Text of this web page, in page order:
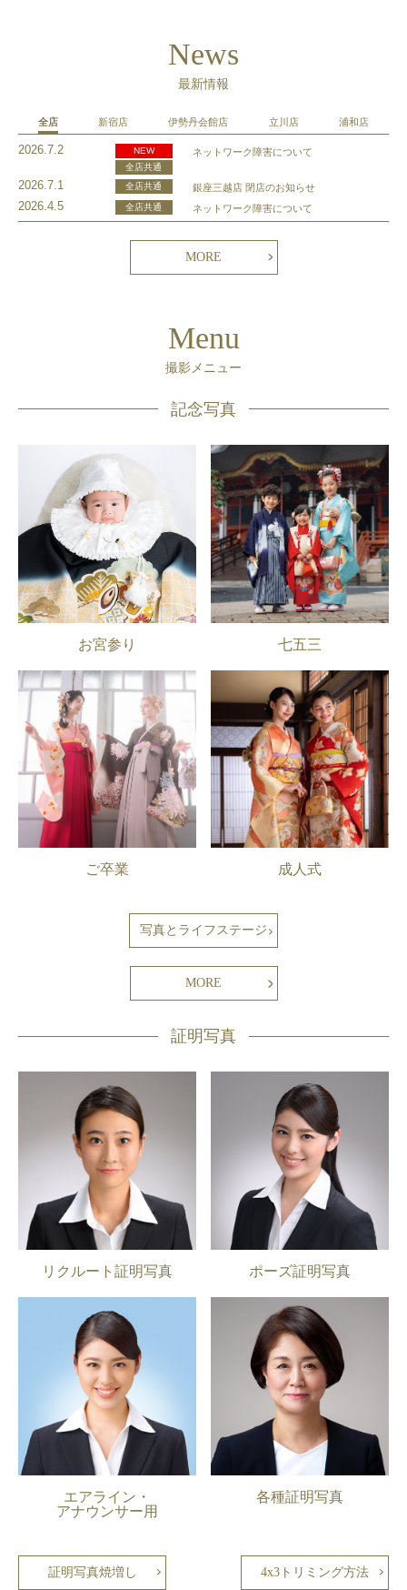
News
最新情報
全店 新宿店 伊勢丹会館店 立川店 浦和店
2026.7.2
NEW
全店共通
ネットワーク障害について
2026.7.1 全店共通 銀座三越店 閉店のお知らせ
2026.4.5 全店共通 ネットワーク障害について
MORE
Menu
撮影メニュー
記念写真
お宮参り 七五三
ご卒業 成人式
写真とライフステージ
MORE
証明写真
リクルート証明写真 ポーズ証明写真
エアライン・
アナウンサー用
各種証明写真
証明写真焼増し 4x3トリミング方法